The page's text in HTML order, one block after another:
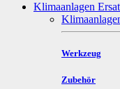
Klimaanlagen
Werkzeug
Zubehör